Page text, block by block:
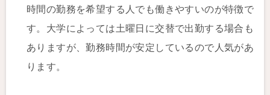
時間の勤務を希望する人でも働きやすいのが特徴で
す。大学によっては土曜日に交替で出勤する場合も
ありますが、勤務時間が安定しているので人気があ
ります。